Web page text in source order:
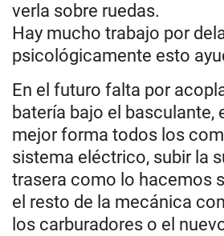
verla sobre ruedas.
Hay mucho trabajo por
psicológicamente esto
En el futuro falta por
batería bajo el basculante,
mejor forma todos los
sistema eléctrico, subir la
trasera como lo hacemos
el resto de la mecánica
los carburadores o el